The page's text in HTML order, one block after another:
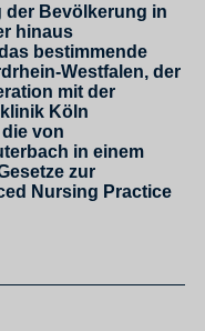
der Bevölkerung in
hinaus
bestimmende
Westfalen, der
mit der
Köln
von
in einem
zur
Nursing Practice